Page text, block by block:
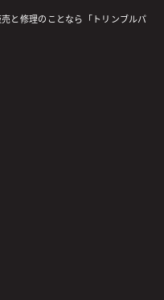
と修理のことなら「トリンブルパ